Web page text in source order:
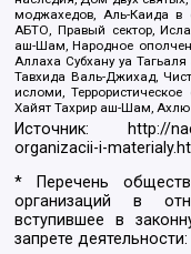
моджахедов, Аль-Каида в
АБТО, Правый сектор,
аш-Шам, Народное
Аллаха Субхану уа
Тавхида Валь-Джихад,
исломи,
Хайят Тахрир аш-Шам,
Источник:
http://
organizacii-i-
* Перечень
организаций в
вступившее в
запрете деятельности: